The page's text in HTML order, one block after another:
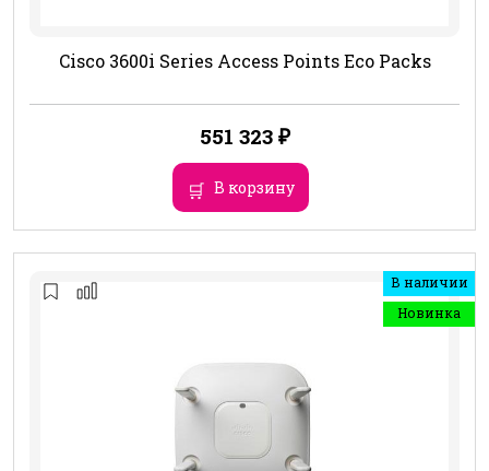
Cisco 3600i Series Access Points Eco Packs
551 323 ₽
В корзину
В наличии
Новинка